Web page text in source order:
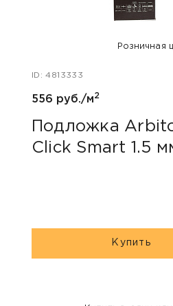
Розничная
ID: 4813333
556 руб./м2
Подложка
Click Smart 1.5
Купить